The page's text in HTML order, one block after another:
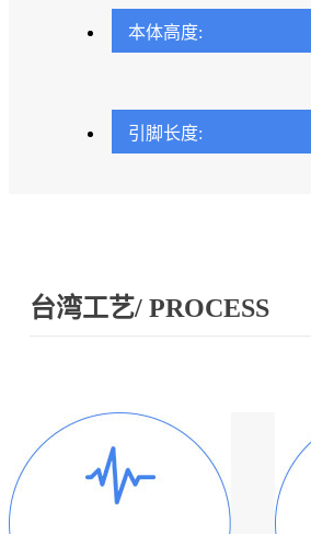
本体高度:
引脚长度:
台湾工艺/ PROCESS